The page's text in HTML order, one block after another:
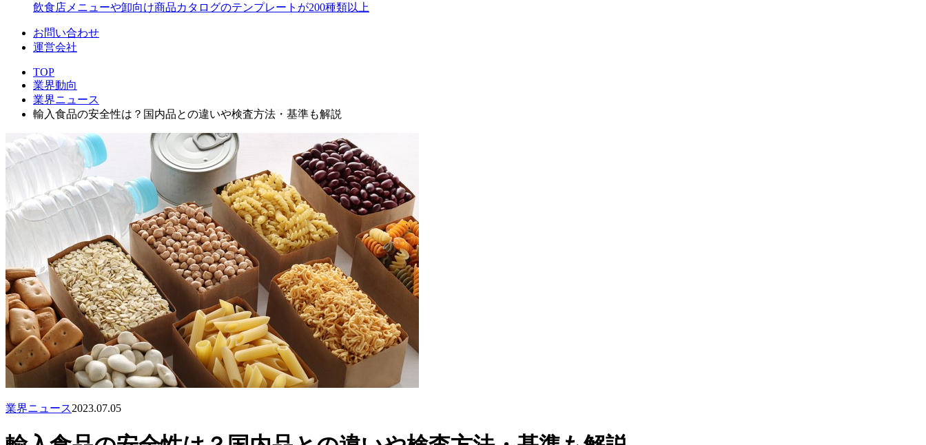
飲食店メニューや卸向け商品カタログのテンプレートが200種類以上
お問い合わせ
運営会社
TOP
業界動向
業界ニュース
輸入食品の安全性は？国内品との違いや検査方法・基準も解説
業界ニュース2023.07.05